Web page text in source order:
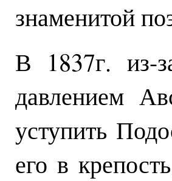
знаменитой
В 1837г. из-
давлением
уступить
его в